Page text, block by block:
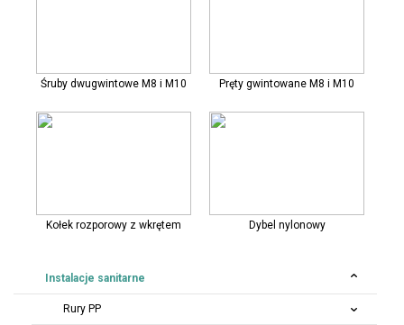
Śruby dwugwintowe M8 i M10 Pręty gwintowane M8 i M10
Kołek rozporowy z wkrętem Dybel nylonowy
Instalacje sanitarne
Rury PP